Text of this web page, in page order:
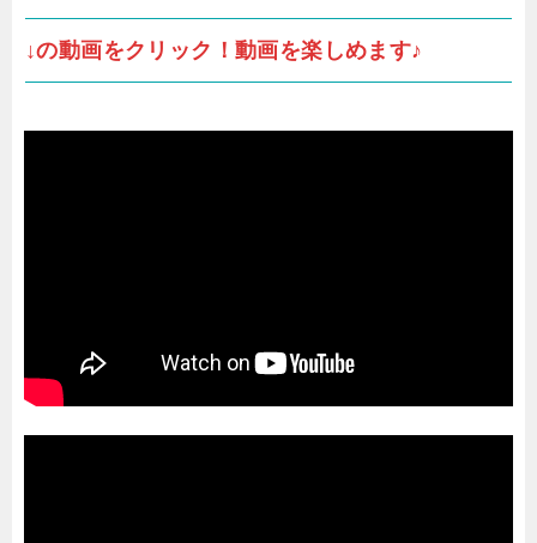
↓の動画をクリック！動画を楽しめます♪